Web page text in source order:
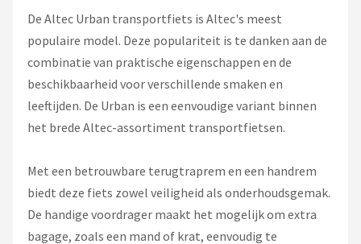
Alle merken →
De Altec Urban transportfiets is Altec's meest
populaire model. Deze populariteit is te danken aan de
combinatie van praktische eigenschappen en de
beschikbaarheid voor verschillende smaken en
leeftijden. De Urban is een eenvoudige variant binnen
het brede Altec-assortiment transportfietsen.
Met een betrouwbare terugtraprem en een handrem
biedt deze fiets zowel veiligheid als onderhoudsgemak.
De handige voordrager maakt het mogelijk om extra
bagage, zoals een mand of krat, eenvoudig te